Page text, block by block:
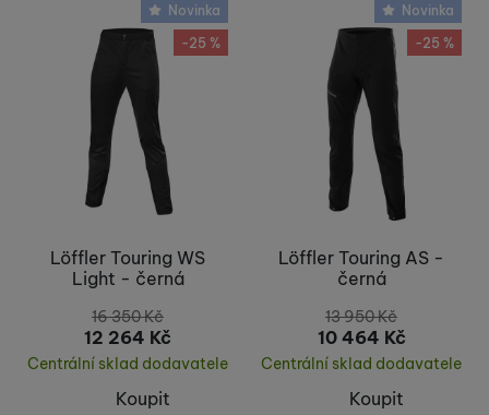
Novinka
-25 %
Löffler Touring WS
Light - černá
16 350Kč
12 264 Kč
Centrální sklad dodavatele
Koupit
Novinka
-25 %
Löffler Touring AS -
černá
13 950Kč
10 464 Kč
Centrální sklad dodavatele
Koupit